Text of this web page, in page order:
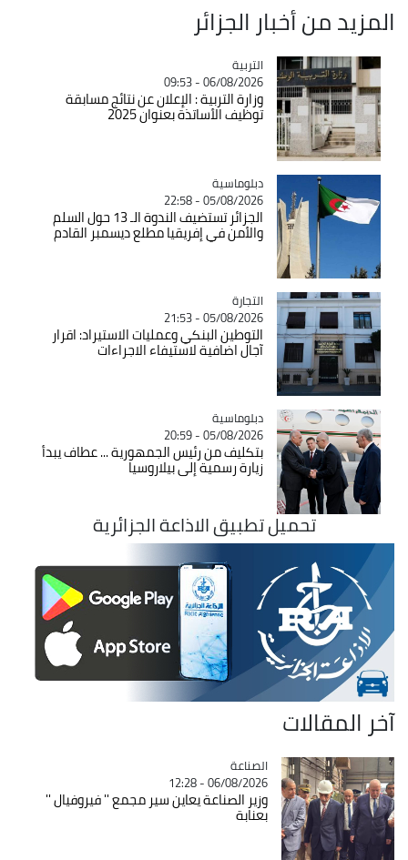
المزيد من أخبار الجزائر
Catégorie
التربية
06/08/2026 - 09:53
وزارة التربية : الإعلان عن نتائج مسابقة
توظيف الأساتذة بعنوان 2025
Catégorie
دبلوماسية
05/08/2026 - 22:58
الجزائر تستضيف الندوة الـ 13 حول السلم
والأمن في إفريقيا مطلع ديسمبر القادم
Catégorie
التجارة
05/08/2026 - 21:53
التوطين البنكي وعمليات الاستيراد: اقرار
آجال اضافية لاستيفاء الاجراءات
Catégorie
دبلوماسية
05/08/2026 - 20:59
بتكليف من رئيس الجمهورية ... عطاف يبدأ
زيارة رسمية إلى بيلاروسيا
تحميل تطبيق الاذاعة الجزائرية
آخر المقالات
Catégorie
الصناعة
06/08/2026 - 12:28
وزير الصناعة يعاين سير مجمع '' فيروفيال ''
بعنابة